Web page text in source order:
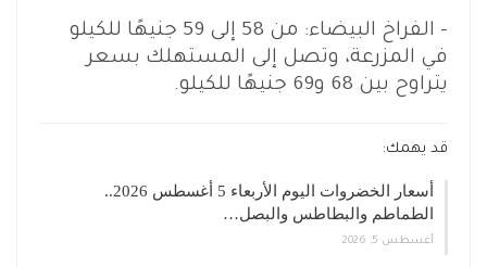
– الفراخ البيضاء: من 58 إلى 59 جنيهًا للكيلو
في المزرعة، وتصل إلى المستهلك بسعر
يتراوح بين 68 و69 جنيهًا للكيلو.
قد يهمك:
أسعار الخضروات اليوم الأربعاء 5 أغسطس 2026..
الطماطم والبطاطس والبصل…
أغسطس 5, 2026